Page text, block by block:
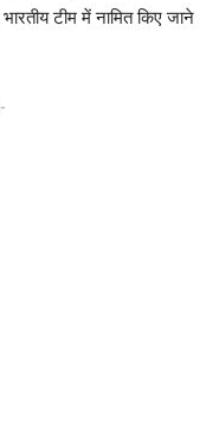
टीम में नामित किए जाने